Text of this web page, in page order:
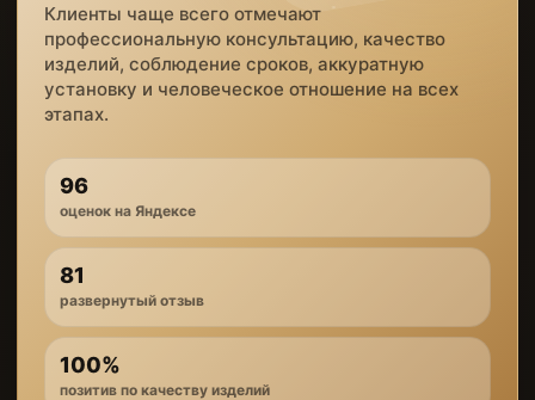
Клиенты чаще всего отмечают
профессиональную консультацию, качество
изделий, соблюдение сроков, аккуратную
установку и человеческое отношение на всех
этапах.
96
оценок на Яндексе
81
развернутый отзыв
100%
позитив по качеству изделий